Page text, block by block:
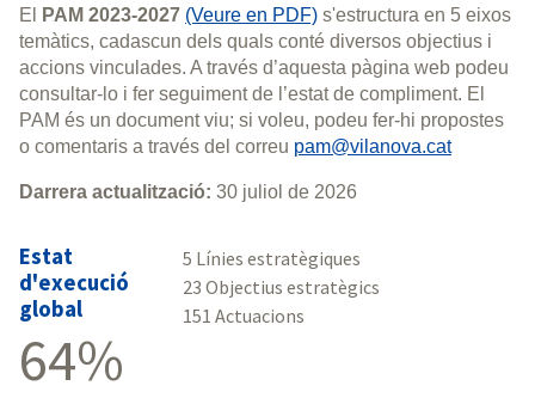
El PAM 2023-2027 (Veure en PDF) s'estructura en 5 eixos
temàtics, cadascun dels quals conté diversos objectius i
accions vinculades. A través d’aquesta pàgina web podeu
consultar-lo i fer seguiment de l’estat de compliment. El
PAM és un document viu; si voleu, podeu fer-hi propostes
o comentaris a través del correu pam@vilanova.cat
Darrera actualització: 30 juliol de 2026
Estat
d'execució
global
64%
5 Línies estratègiques
23 Objectius estratègics
151 Actuacions